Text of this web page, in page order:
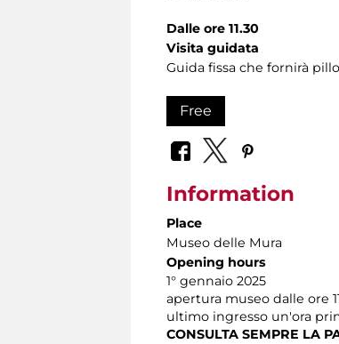
Dalle ore 11.30
Visita guidata
Guida fissa che fornirà
Free
Information
Place
Museo delle Mura
Opening hours
1° gennaio 2025
apertura museo dalle ore
ultimo ingresso un'ora
CONSULTA SEMPRE LA